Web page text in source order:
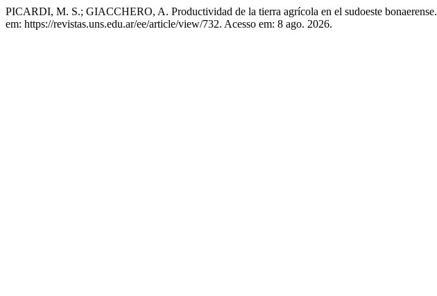
PICARDI, M. S.; GIACCHERO, A. Productividad de la tierra agrícola en el sudoeste bonaerense.
em: https://revistas.uns.edu.ar/ee/article/view/732. Acesso em: 8 ago. 2026.